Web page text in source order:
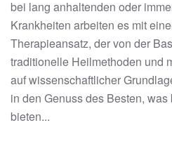
bei lang anhaltenden oder
Krankheiten arbeiten es mit
Therapieansatz, der von der
traditionelle Heilmethoden und
auf wissenschaftlicher
in den Genuss des Besten,
bieten...